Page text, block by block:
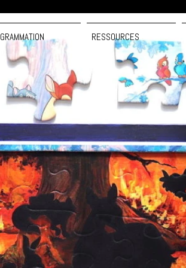
RESSOURCES